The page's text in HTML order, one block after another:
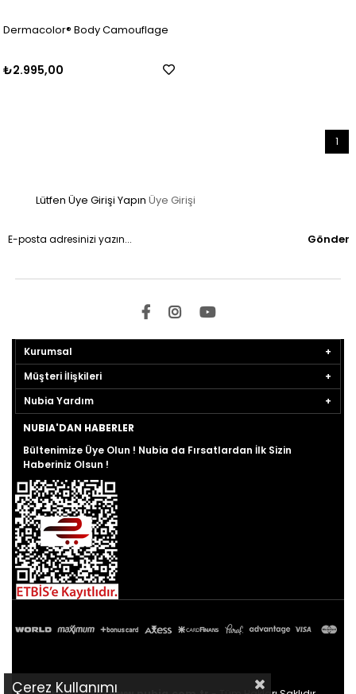
Dermacolor® Body Camouflage
₺2.995,00
1
Lütfen Üye Girişi Yapın Üye Girişi
Gönder
Kurumsal
Müşteri İlişkileri
Nubia Yardım
NUBIA'DAN HABERLER
Bültenimize Üye Olun ! Nubia da Fırsatlardan İlk Sizin
Haberiniz Olsun !
Çerez Kullanımı